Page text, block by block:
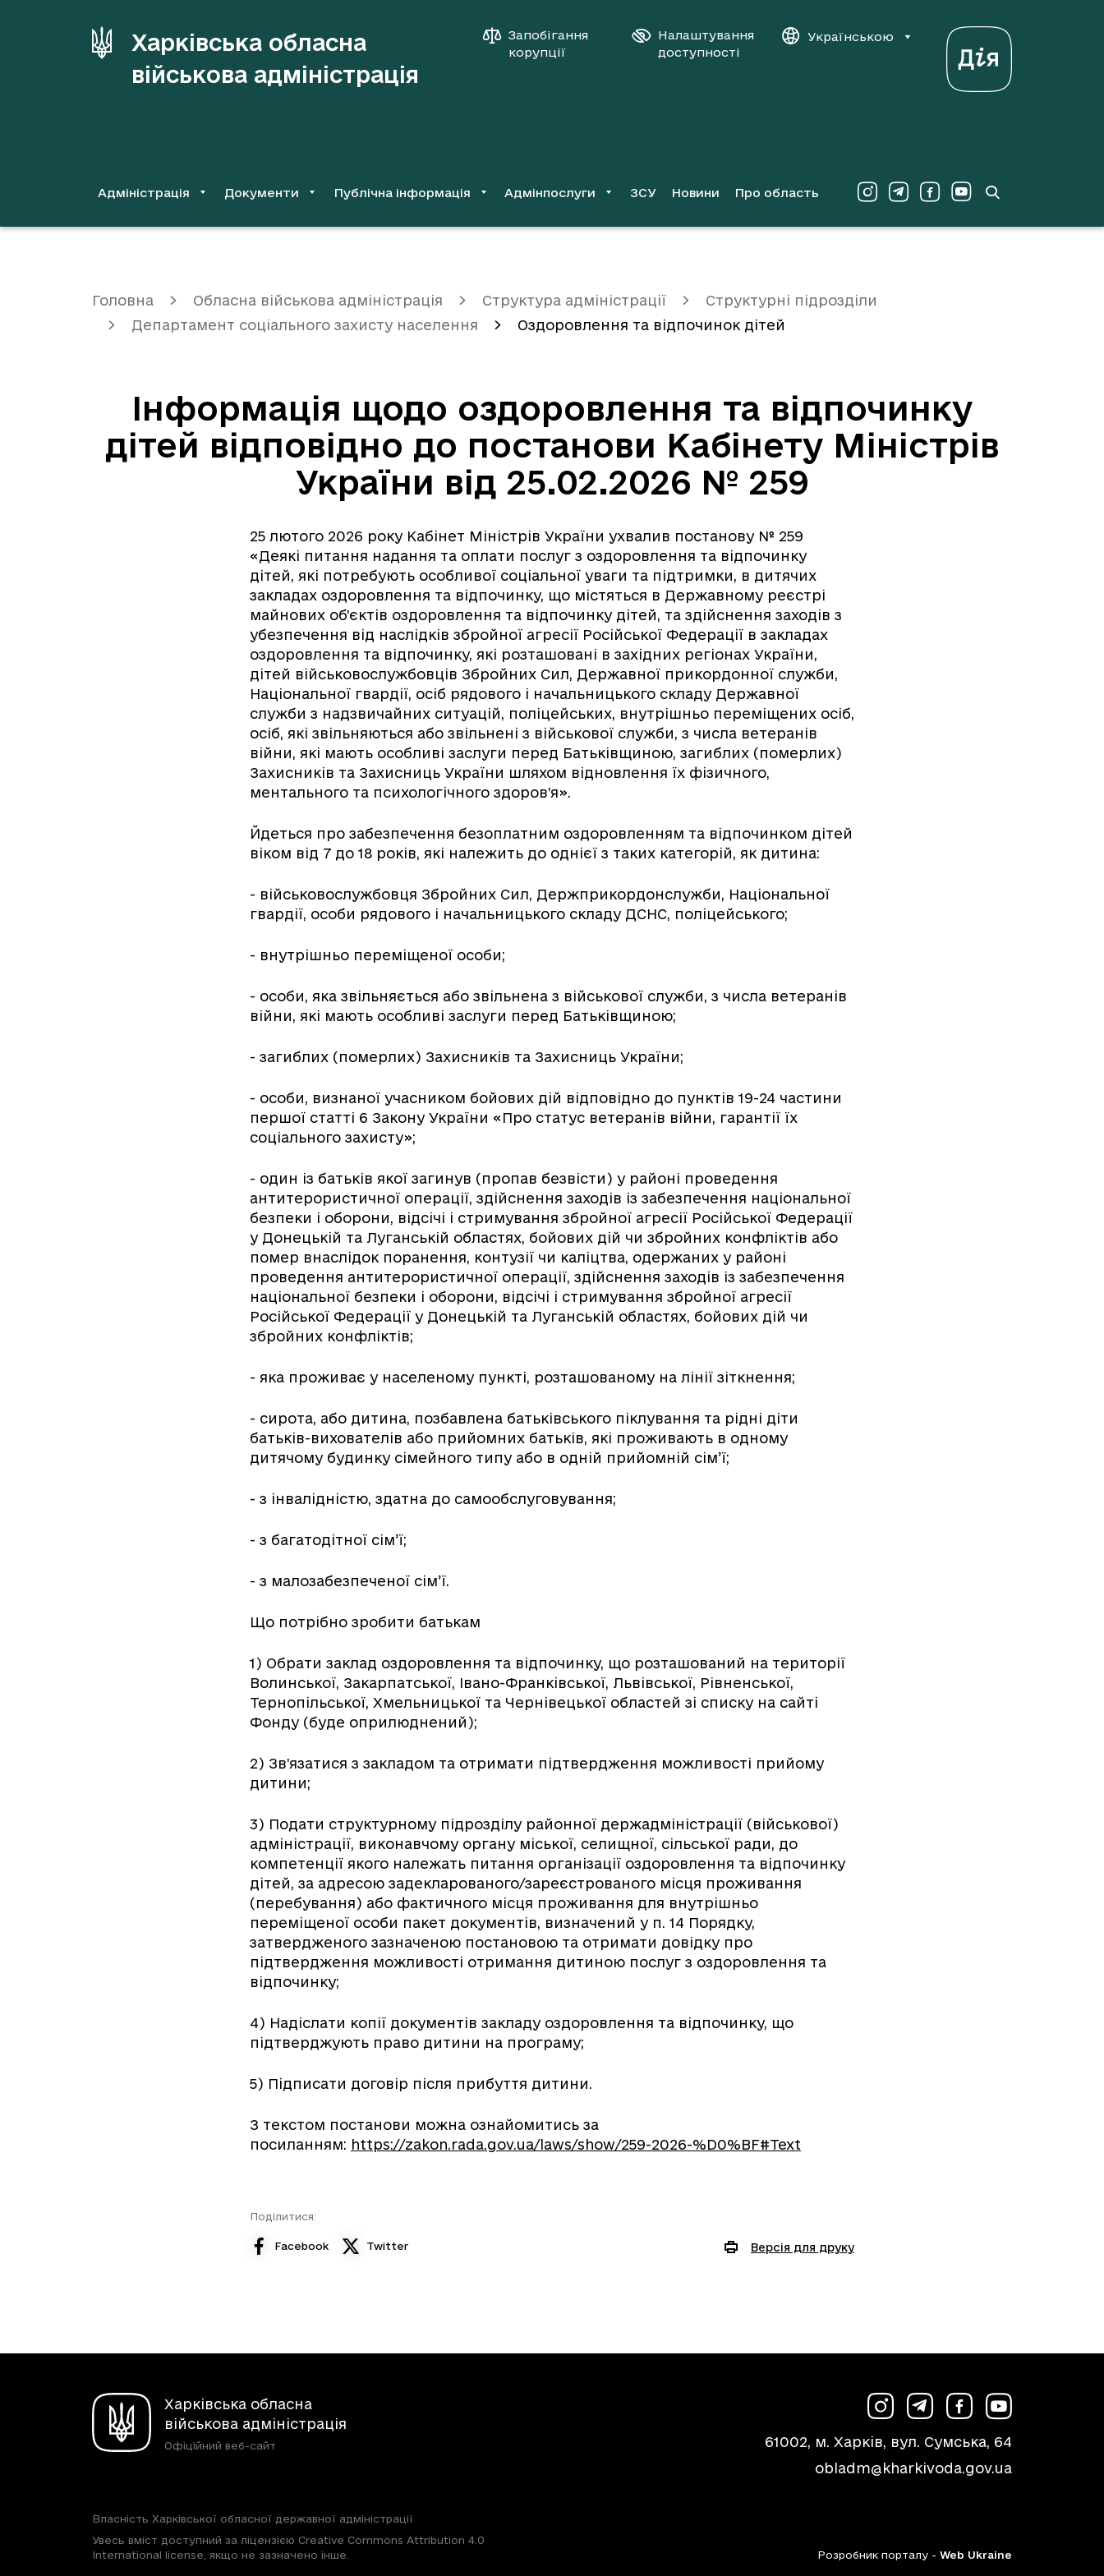
Харківська обласна
військова адміністрація
Запобігання
корупції
Налаштування
доступності
Українською
Адміністрація Документи Публічна інформація Адмінпослуги ЗСУ Новини Про область
Головна Обласна військова адміністрація Структура адміністрації
Структурні підрозділи
Департамент соціального захисту населення
Оздоровлення та відпочинок дітей
Інформація щодо оздоровлення та відпочинку
дітей відповідно до постанови Кабінету Міністрів
України від 25.02.2026 № 259
25 лютого 2026 року Кабінет Міністрів України ухвалив постанову № 259
«Деякі питання надання та оплати послуг з оздоровлення та відпочинку
дітей, які потребують особливої соціальної уваги та підтримки, в дитячих
закладах оздоровлення та відпочинку, що містяться в Державному реєстрі
майнових об’єктів оздоровлення та відпочинку дітей, та здійснення заходів з
убезпечення від наслідків збройної агресії Російської Федерації в закладах
оздоровлення та відпочинку, які розташовані в західних регіонах України,
дітей військовослужбовців Збройних Сил, Державної прикордонної служби,
Національної гвардії, осіб рядового і начальницького складу Державної
служби з надзвичайних ситуацій, поліцейських, внутрішньо переміщених осіб,
осіб, які звільняються або звільнені з військової служби, з числа ветеранів
війни, які мають особливі заслуги перед Батьківщиною, загиблих (померлих)
Захисників та Захисниць України шляхом відновлення їх фізичного,
ментального та психологічного здоров’я».
Йдеться про забезпечення безоплатним оздоровленням та відпочинком дітей
віком від 7 до 18 років, які належить до однієї з таких категорій, як дитина:
- військовослужбовця Збройних Сил, Держприкордонслужби, Національної
гвардії, особи рядового і начальницького складу ДСНС, поліцейського;
- внутрішньо переміщеної особи;
- особи, яка звільняється або звільнена з військової служби, з числа ветеранів
війни, які мають особливі заслуги перед Батьківщиною;
- загиблих (померлих) Захисників та Захисниць України;
- особи, визнаної учасником бойових дій відповідно до пунктів 19-24 частини
першої статті 6 Закону України «Про статус ветеранів війни, гарантії їх
соціального захисту»;
- один із батьків якої загинув (пропав безвісти) у районі проведення
антитерористичної операції, здійснення заходів із забезпечення національної
безпеки і оборони, відсічі і стримування збройної агресії Російської Федерації
у Донецькій та Луганській областях, бойових дій чи збройних конфліктів або
помер внаслідок поранення, контузії чи каліцтва, одержаних у районі
проведення антитерористичної операції, здійснення заходів із забезпечення
національної безпеки і оборони, відсічі і стримування збройної агресії
Російської Федерації у Донецькій та Луганській областях, бойових дій чи
збройних конфліктів;
- яка проживає у населеному пункті, розташованому на лінії зіткнення;
- сирота, або дитина, позбавлена батьківського піклування та рідні діти
батьків-вихователів або прийомних батьків, які проживають в одному
дитячому будинку сімейного типу або в одній прийомній сім’ї;
- з інвалідністю, здатна до самообслуговування;
- з багатодітної сім’ї;
- з малозабезпеченої сім’ї.
Що потрібно зробити батькам
1) Обрати заклад оздоровлення та відпочинку, що розташований на території
Волинської, Закарпатської, Івано-Франківської, Львівської, Рівненської,
Тернопільської, Хмельницької та Чернівецької областей зі списку на сайті
Фонду (буде оприлюднений);
2) Зв’язатися з закладом та отримати підтвердження можливості прийому
дитини;
3) Подати структурному підрозділу районної держадміністрації (військової)
адміністрації, виконавчому органу міської, селищної, сільської ради, до
компетенції якого належать питання організації оздоровлення та відпочинку
дітей, за адресою задекларованого/зареєстрованого місця проживання
(перебування) або фактичного місця проживання для внутрішньо
переміщеної особи пакет документів, визначений у п. 14 Порядку,
затвердженого зазначеною постановою та отримати довідку про
підтвердження можливості отримання дитиною послуг з оздоровлення та
відпочинку;
4) Надіслати копії документів закладу оздоровлення та відпочинку, що
підтверджують право дитини на програму;
5) Підписати договір після прибуття дитини.
З текстом постанови можна ознайомитись за
посиланням: https://zakon.rada.gov.ua/laws/show/259-2026-%D0%BF#Text
Поділитися:
Facebook Twitter Версія для друку
Харківська обласна
військова адміністрація
Офіційний веб-сайт
61002, м. Харків, вул. Сумська, 64
obladm@kharkivoda.gov.ua
Власність Харківської обласної державної адміністрації
Увесь вміст доступний за ліцензією Creative Commons Attribution 4.0
International license, якщо не зазначено інше.
Розробник порталу - Web Ukraine